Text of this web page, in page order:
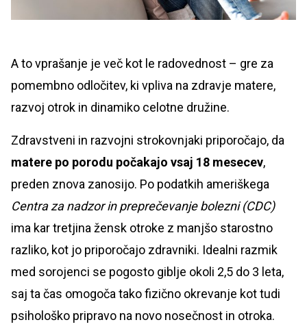
A to vprašanje je več kot le radovednost – gre za
pomembno odločitev, ki vpliva na zdravje matere,
razvoj otrok in dinamiko celotne družine.
Zdravstveni in razvojni strokovnjaki priporočajo, da
matere po porodu počakajo vsaj 18 mesecev,
preden znova zanosijo. Po podatkih ameriškega
Centra za nadzor in preprečevanje bolezni (CDC)
ima kar tretjina žensk otroke z manjšo starostno
razliko, kot jo priporočajo zdravniki. Idealni razmik
med sorojenci se pogosto giblje okoli 2,5 do 3 leta,
saj ta čas omogoča tako fizično okrevanje kot tudi
psihološko pripravo na novo nosečnost in otroka.